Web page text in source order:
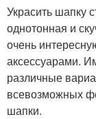
Украсить шапку
однотонная и
очень
аксессуарами.
различные
всевозможных
шапки.